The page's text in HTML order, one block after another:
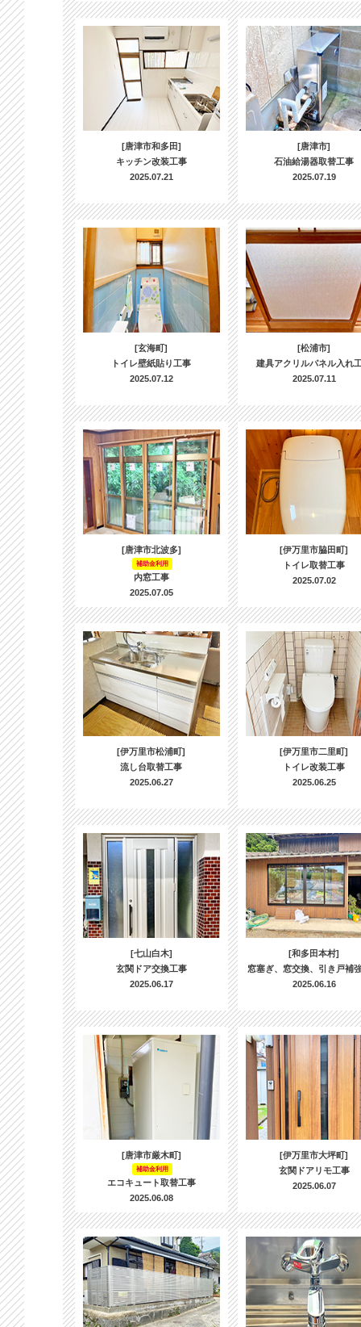
[唐津市和多田]
キッチン改装工事
2025.07.21
[唐津市]
石油給湯器取替工事
2025.07.19
[玄海町]
トイレ壁紙貼り工事
2025.07.12
[松浦市]
建具アクリルパネル入れ
2025.07.11
[唐津市北波多]
補助金利用
内窓工事
2025.07.05
[伊万里市脇田町]
トイレ取替工事
2025.07.02
[伊万里市松浦町]
流し台取替工事
2025.06.27
[伊万里市二里町]
トイレ改装工事
2025.06.25
[七山白木]
玄関ドア交換工事
2025.06.17
[和多田本村]
窓塞ぎ、窓交換、引き戸補
2025.06.16
[唐津市厳木町]
補助金利用
エコキュート取替工事
2025.06.08
[伊万里市大坪町]
玄関ドアリモ工事
2025.06.07